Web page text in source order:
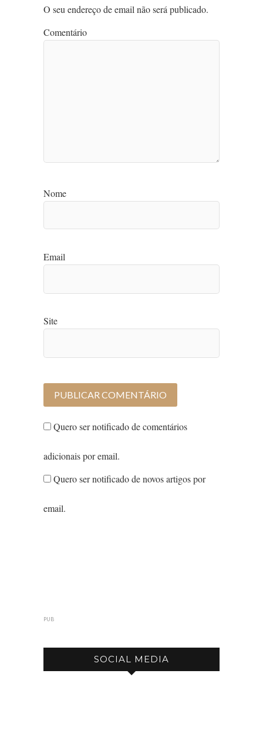
O seu endereço de email não será publicado.
Comentário
Nome
Email
Site
Quero ser notificado de comentários
adicionais por email.
Quero ser notificado de novos artigos por
email.
PUB
SOCIAL MEDIA